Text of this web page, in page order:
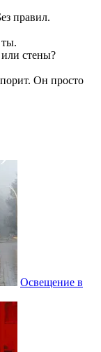
правил.
ты.
стены?
Он просто
Освещение в